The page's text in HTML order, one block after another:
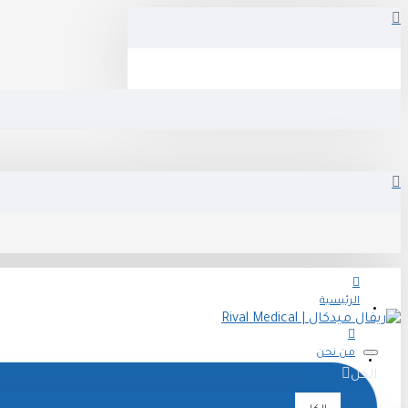
الرئيسية
من نحن
الكل